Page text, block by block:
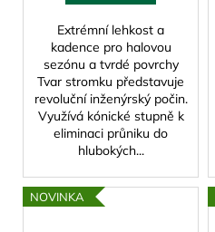
Extrémní lehkost a
kadence pro halovou
sezónu a tvrdé povrchy
Tvar stromku představuje
revoluční inženýrský počin.
Využívá kónické stupně k
eliminaci průniku do
hlubokých...
NOVINKA